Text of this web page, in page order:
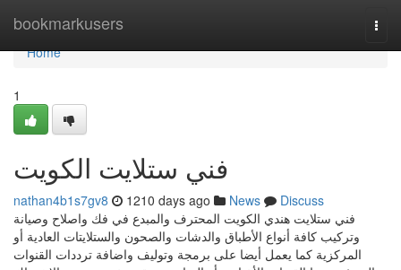
bookmarkusers
Home
Home
1
فني ستلايت الكويت
nathan4b1s7gv8 1210 days ago News
Discuss
فني ستلايت هندي الكويت المحترف والمبدع في فك واصلاح وصيانة
وتركيب كافة أنواع الأطباق والدشات والصحون والستلايتات العادية أو
المركزية كما يعمل أيضا على برمجة وتوليف واضافة ترددات القنوات